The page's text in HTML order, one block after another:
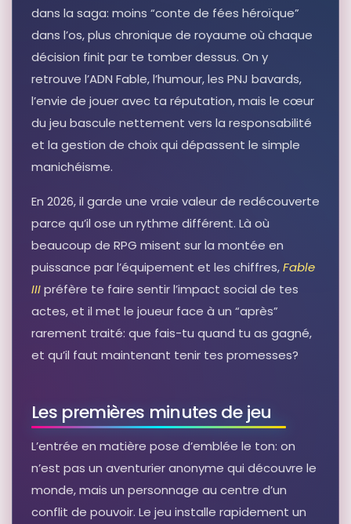
dans la saga: moins “conte de fées héroïque”
dans l’os, plus chronique de royaume où chaque
décision finit par te tomber dessus. On y
retrouve l’ADN Fable, l’humour, les PNJ bavards,
l’envie de jouer avec ta réputation, mais le cœur
du jeu bascule nettement vers la responsabilité
et la gestion de choix qui dépassent le simple
manichéisme.
En 2026, il garde une vraie valeur de redécouverte
parce qu’il ose un rythme différent. Là où
beaucoup de RPG misent sur la montée en
puissance par l’équipement et les chiffres,Fable
IIIpréfère te faire sentir l’impact social de tes
actes, et il met le joueur face à un “après”
rarement traité: que fais-tu quand tu as gagné,
et qu’il faut maintenant tenir tes promesses?
Les premières minutes de jeu
L’entrée en matière pose d’emblée le ton: on
n’est pas un aventurier anonyme qui découvre le
monde, mais un personnage au centre d’un
conflit de pouvoir. Le jeu installe rapidement un